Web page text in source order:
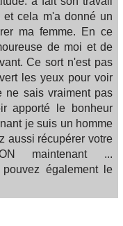
cela m'a donné un
ma femme. En ce
de moi et de
Ce sort n'est pas
les yeux pour voir
ne sais vraiment pas
apporté le bonheur
je suis un homme
aussi récupérer votre
maintenant ...
pouvez également le